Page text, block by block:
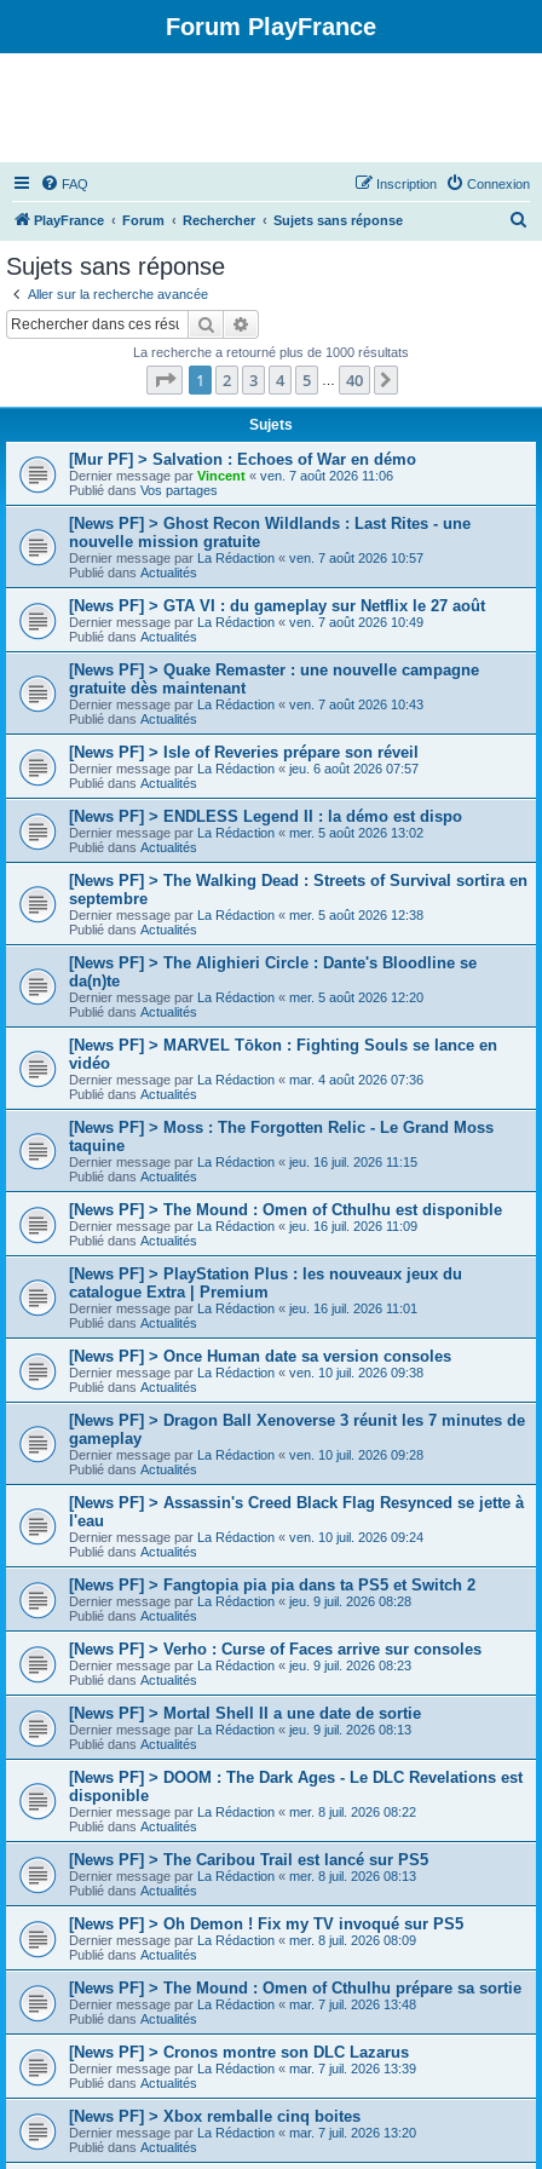
Forum PlayFrance
FAQ Connexion
Inscription
PlayFrance Forum Rechercher Sujets sans réponse
Sujets sans réponse
Aller sur la recherche avancée
Rechercher
La recherche a retourné plus de 1000 résultats
Page 1sur40
1 2 3 4 5 40
Sujets
[Mur PF] > Salvation : Echoes of War en démo
Dernier message par Vincent « ven. 7 août 2026 11:06
Publié dans Vos partages
[News PF] > Ghost Recon Wildlands : Last Rites - une
nouvelle mission gratuite
Dernier message par La Rédaction « ven. 7 août 2026 10:57
Publié dans Actualités
[News PF] > GTA VI : du gameplay sur Netflix le 27 août
Dernier message par La Rédaction « ven. 7 août 2026 10:49
Publié dans Actualités
[News PF] > Quake Remaster : une nouvelle campagne
gratuite dès maintenant
Dernier message par La Rédaction « ven. 7 août 2026 10:43
Publié dans Actualités
[News PF] > Isle of Reveries prépare son réveil
Dernier message par La Rédaction « jeu. 6 août 2026 07:57
Publié dans Actualités
[News PF] > ENDLESS Legend II : la démo est dispo
Dernier message par La Rédaction « mer. 5 août 2026 13:02
Publié dans Actualités
[News PF] > The Walking Dead : Streets of Survival sortira en
septembre
Dernier message par La Rédaction « mer. 5 août 2026 12:38
Publié dans Actualités
[News PF] > The Alighieri Circle : Dante's Bloodline se
da(n)te
Dernier message par La Rédaction « mer. 5 août 2026 12:20
Publié dans Actualités
[News PF] > MARVEL Tōkon : Fighting Souls se lance en
vidéo
Dernier message par La Rédaction « mar. 4 août 2026 07:36
Publié dans Actualités
[News PF] > Moss : The Forgotten Relic - Le Grand Moss
taquine
Dernier message par La Rédaction « jeu. 16 juil. 2026 11:15
Publié dans Actualités
[News PF] > The Mound : Omen of Cthulhu est disponible
Dernier message par La Rédaction « jeu. 16 juil. 2026 11:09
Publié dans Actualités
[News PF] > PlayStation Plus : les nouveaux jeux du
catalogue Extra | Premium
Dernier message par La Rédaction « jeu. 16 juil. 2026 11:01
Publié dans Actualités
[News PF] > Once Human date sa version consoles
Dernier message par La Rédaction « ven. 10 juil. 2026 09:38
Publié dans Actualités
[News PF] > Dragon Ball Xenoverse 3 réunit les 7 minutes de
gameplay
Dernier message par La Rédaction « ven. 10 juil. 2026 09:28
Publié dans Actualités
[News PF] > Assassin's Creed Black Flag Resynced se jette à
l'eau
Dernier message par La Rédaction « ven. 10 juil. 2026 09:24
Publié dans Actualités
[News PF] > Fangtopia pia pia dans ta PS5 et Switch 2
Dernier message par La Rédaction « jeu. 9 juil. 2026 08:28
Publié dans Actualités
[News PF] > Verho : Curse of Faces arrive sur consoles
Dernier message par La Rédaction « jeu. 9 juil. 2026 08:23
Publié dans Actualités
[News PF] > Mortal Shell II a une date de sortie
Dernier message par La Rédaction « jeu. 9 juil. 2026 08:13
Publié dans Actualités
[News PF] > DOOM : The Dark Ages - Le DLC Revelations est
disponible
Dernier message par La Rédaction « mer. 8 juil. 2026 08:22
Publié dans Actualités
[News PF] > The Caribou Trail est lancé sur PS5
Dernier message par La Rédaction « mer. 8 juil. 2026 08:13
Publié dans Actualités
[News PF] > Oh Demon ! Fix my TV invoqué sur PS5
Dernier message par La Rédaction « mer. 8 juil. 2026 08:09
Publié dans Actualités
[News PF] > The Mound : Omen of Cthulhu prépare sa sortie
Dernier message par La Rédaction « mar. 7 juil. 2026 13:48
Publié dans Actualités
[News PF] > Cronos montre son DLC Lazarus
Dernier message par La Rédaction « mar. 7 juil. 2026 13:39
Publié dans Actualités
[News PF] > Xbox remballe cinq boites
Dernier message par La Rédaction « mar. 7 juil. 2026 13:20
Publié dans Actualités